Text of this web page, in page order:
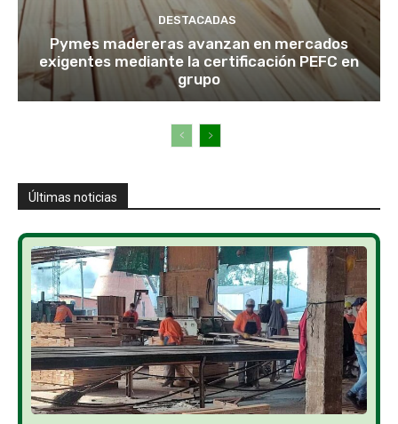
DESTACADAS
Pymes madereras avanzan en mercados
exigentes mediante la certificación PEFC en
grupo
Últimas noticias